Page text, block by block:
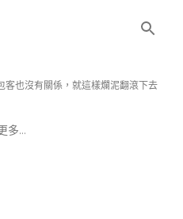
客也沒有關係，就這樣爛泥翻滾下去
多…